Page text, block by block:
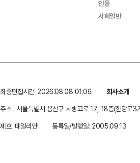
인물
사회일반
최종편집시간: 2026.08.08 01:06 회사소개
주소 : 서울특별시 용산구 서빙고로 17, 18층(한강로3
제호: 데일리안
등록일/발행일: 2005.09.13